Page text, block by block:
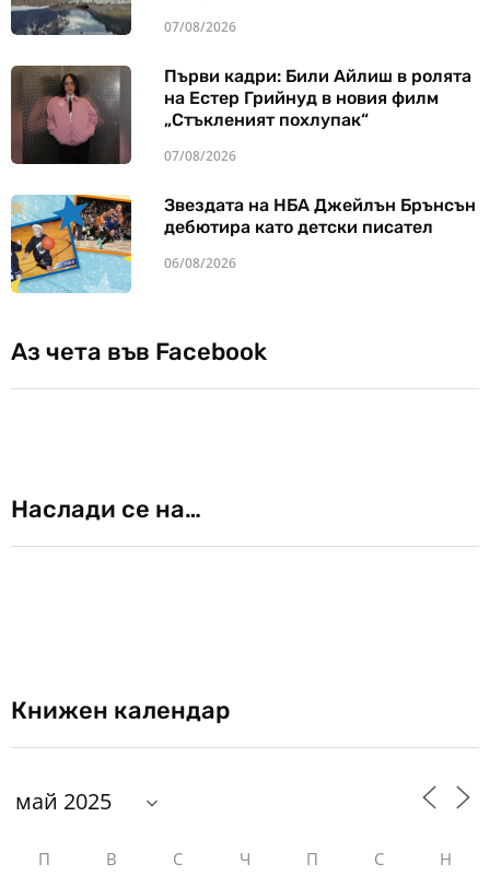
07/08/2026
Първи кадри: Били Айлиш в ролята
на Естер Грийнуд в новия филм
„Стъкленият похлупак“
07/08/2026
Звездата на НБА Джейлън Брънсън
дебютира като детски писател
06/08/2026
Аз чета във Facebook
Наслади се на…
Книжен календар
П В С Ч П С Н